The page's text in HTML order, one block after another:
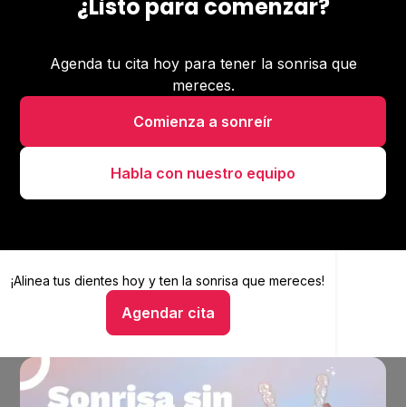
¿Listo para comenzar?
Agenda tu cita hoy para tener la sonrisa que
mereces.
Comienza a sonreír
Habla con nuestro equipo
¡Alinea tus dientes hoy yten la sonrisa que mereces!
Agendar cita
Alinea tus dientes hoy y ten la sonrisa que mereces
Hablar con un asesor